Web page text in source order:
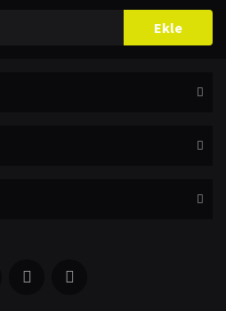
Ekle